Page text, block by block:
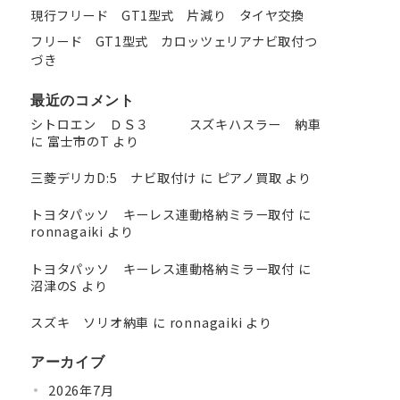
現行フリード GT1型式 片減り タイヤ交換
フリード GT1型式 カロッツェリアナビ取付つ
づき
最近のコメント
シトロエン ＤＳ３ スズキハスラー 納車
に 富士市のT より
三菱デリカD:5 ナビ取付け に ピアノ買取 より
トヨタパッソ キーレス連動格納ミラー取付 に
ronnagaiki より
トヨタパッソ キーレス連動格納ミラー取付 に
沼津のS より
スズキ ソリオ納車 に ronnagaiki より
アーカイブ
2026年7月